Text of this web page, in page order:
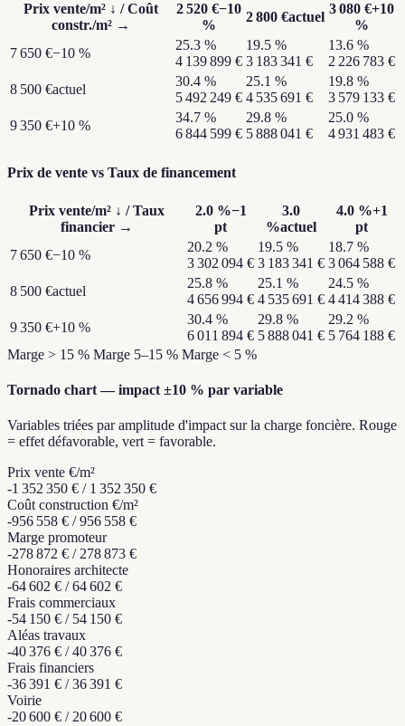
Prix vente/m² ↓ /Coût
constr./m² →
2 520 €−10
%
2 800 €actuel
3 080 €+10
%
7 650 €−10 %
25.3 %
4 139 899 €
19.5 %
3 183 341 €
13.6 %
2 226 783 €
8 500 €actuel
30.4 %
5 492 249 €
25.1 %
4 535 691 €
19.8 %
3 579 133 €
9 350 €+10 %
34.7 %
6 844 599 €
29.8 %
5 888 041 €
25.0 %
4 931 483 €
Prix de vente vs Taux de financement
Prix vente/m² ↓ /Taux
financier →
2.0%−1
pt
3.0
%actuel
4.0%+1
pt
7 650 €−10 %
20.2 %
3 302 094 €
19.5 %
3 183 341 €
18.7 %
3 064 588 €
8 500 €actuel
25.8 %
4 656 994 €
25.1 %
4 535 691 €
24.5 %
4 414 388 €
9 350 €+10 %
30.4 %
6 011 894 €
29.8 %
5 888 041 €
29.2 %
5 764 188 €
Marge > 15 % Marge 5–15 % Marge < 5 %
Tornado chart — impact ±10 % par variable
Variables triées par amplitude d'impact sur la charge foncière. Rouge
= effet défavorable, vert = favorable.
Prix vente €/m²
-1 352 350 € / 1 352 350 €
Coût construction €/m²
-956 558 € /956 558 €
Marge promoteur
-278 872 € /278 873 €
Honoraires architecte
-64 602 € /64 602 €
Frais commerciaux
-54 150 € / 54 150 €
Aléas travaux
-40 376 € /40 376 €
Frais financiers
-36 391 € /36 391 €
Voirie
-20 600 € /20 600 €